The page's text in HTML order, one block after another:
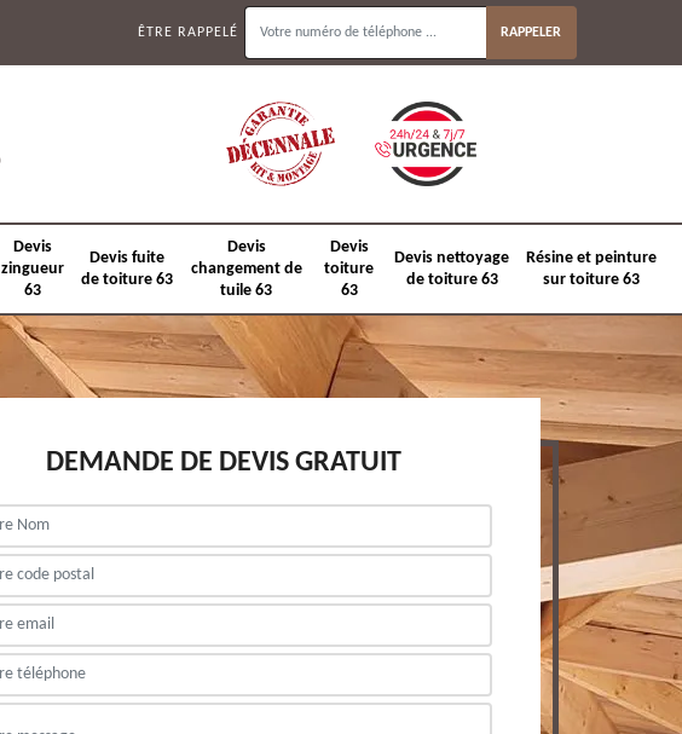
ÊTRE RAPPELÉ
Devis
zingueur
63
Devis fuite
de toiture 63
Devis
changement de
tuile 63
Devis
toiture
63
Devis nettoyage
de toiture 63
Résine et peinture
sur toiture 63
DEMANDE DE DEVIS GRATUIT